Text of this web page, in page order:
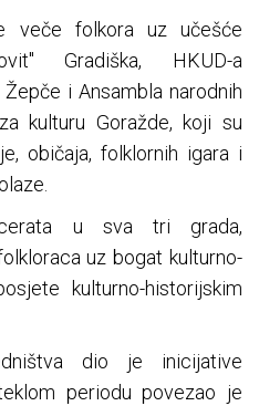
veče folkora uz učešće
Gradiška, HKUD-a
Žepče i Ansambla narodnih
kulturu Goražde, koji su
običaja, folklornih igara i
u sva tri grada,
uz bogat kulturno-
kulturno-historijskim
dio je inicijative
periodu povezao je